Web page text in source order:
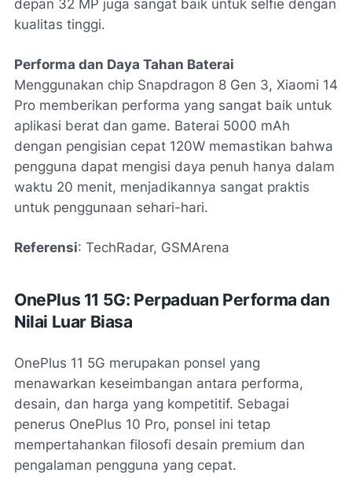
depan 32 MP juga sangat baik untuk selfie dengan
kualitas tinggi.
Performa dan Daya Tahan Baterai
Menggunakan chip Snapdragon 8 Gen 3, Xiaomi 14
Pro memberikan performa yang sangat baik untuk
aplikasi berat dan game. Baterai 5000 mAh
dengan pengisian cepat 120W memastikan bahwa
pengguna dapat mengisi daya penuh hanya dalam
waktu 20 menit, menjadikannya sangat praktis
untuk penggunaan sehari-hari.
Referensi: TechRadar, GSMArena
OnePlus 11 5G: Perpaduan Performa dan
Nilai Luar Biasa
OnePlus 11 5G merupakan ponsel yang
menawarkan keseimbangan antara performa,
desain, dan harga yang kompetitif. Sebagai
penerus OnePlus 10 Pro, ponsel ini tetap
mempertahankan filosofi desain premium dan
pengalaman pengguna yang cepat.